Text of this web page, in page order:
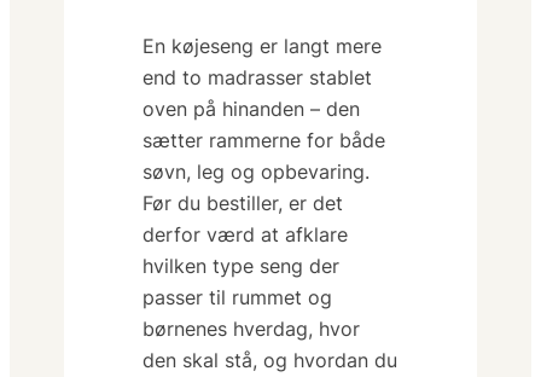
En køjeseng er langt mere
end to madrasser stablet
oven på hinanden – den
sætter rammerne for både
søvn, leg og opbevaring.
Før du bestiller, er det
derfor værd at afklare
hvilken type seng der
passer til rummet og
børnenes hverdag, hvor
den skal stå, og hvordan du